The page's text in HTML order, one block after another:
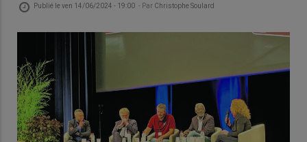
Publié leven 14/06/2024 - 19:00 - Par Christophe Soulard